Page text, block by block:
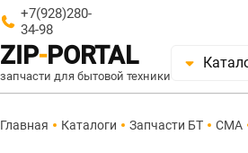
+7(928)280-
34-98
ZIP-PORTAL
запчасти для бытовой техники
Главная Каталоги Запчасти БТ СМА